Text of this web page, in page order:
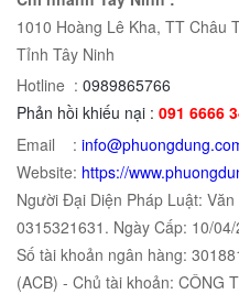
1010 Hoàng Lê Kha, TT Châu
Tỉnh Tây Ninh
Hotline : 0989865766
Phản hồi khiếu nại : 091 6666
Email :
Website: https://
Người Đại Diện Pháp Luật:
0315321631. Ngày Cấp: 10/
Số tài khoản ngân hàng:
(ACB) - Chủ tài khoản: CÔNG